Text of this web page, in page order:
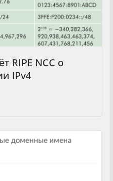
RIPE NCC о
IPv4